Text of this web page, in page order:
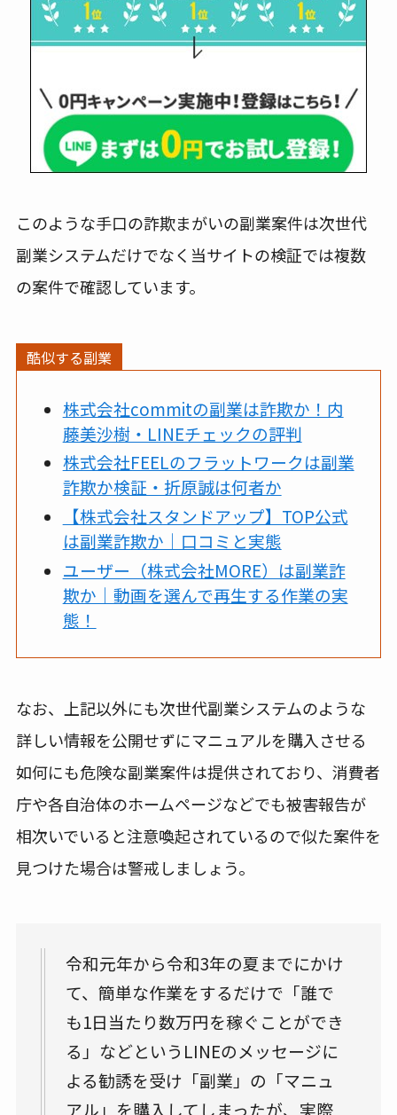
このような手口の詐欺まがいの副業案件は次世代
副業システムだけでなく当サイトの検証では複数
の案件で確認しています。
酷似する副業
株式会社commitの副業は詐欺か！内
藤美沙樹・LINEチェックの評判
株式会社FEELのフラットワークは副業
詐欺か検証・折原誠は何者か
【株式会社スタンドアップ】TOP公式
は副業詐欺か｜口コミと実態
ユーザー（株式会社MORE）は副業詐
欺か｜動画を選んで再生する作業の実
態！
なお、上記以外にも次世代副業システムのような
詳しい情報を公開せずにマニュアルを購入させる
如何にも危険な副業案件は提供されており、消費者
庁や各自治体のホームページなどでも被害報告が
相次いでいると注意喚起されているので似た案件を
見つけた場合は警戒しましょう。
令和元年から令和3年の夏までにかけ
て、簡単な作業をするだけで「誰で
も1日当たり数万円を稼ぐことができ
る」などというLINEのメッセージに
よる勧誘を受け「副業」の「マニュ
アル」を購入してしまったが、実際